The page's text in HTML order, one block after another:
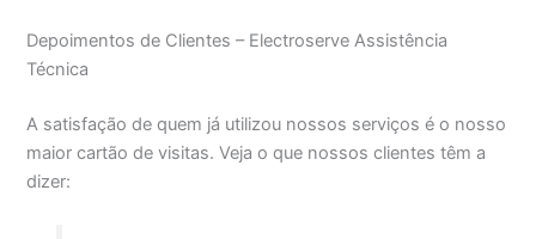
Depoimentos de Clientes – Electroserve Assistência
Técnica
A satisfação de quem já utilizou nossos serviços é o nosso
maior cartão de visitas. Veja o que nossos clientes têm a
dizer: